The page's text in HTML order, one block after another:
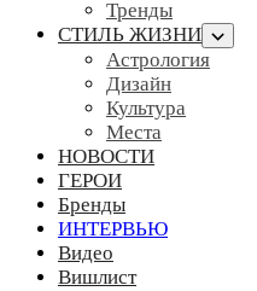
Тренды
СТИЛЬ ЖИЗНИ
Астрология
Дизайн
Культура
Места
НОВОСТИ
ГЕРОИ
Бренды
ИНТЕРВЬЮ
Видео
Вишлист